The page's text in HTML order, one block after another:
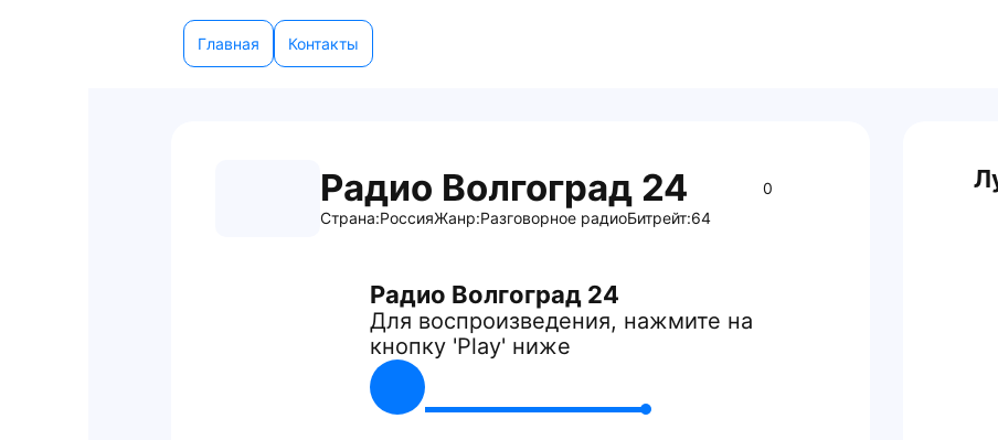
Главная Контакты
Радио Волгоград 24
0
Страна:РоссияЖанр:Разговорное радиоБитрейт:64
Радио Волгоград 24
Для воспроизведения, нажмите на
кнопку 'Play' ниже